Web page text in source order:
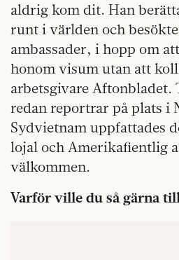
aldrig kom dit. Han
runt i världen och
ambassader, i hopp om
honom visum utan att
arbetsgivare Aftonbladet.
redan reportrar på plats i
Sydvietnam uppfattades
lojal och Amerikafientlig
välkommen.
Varför ville du så gärna